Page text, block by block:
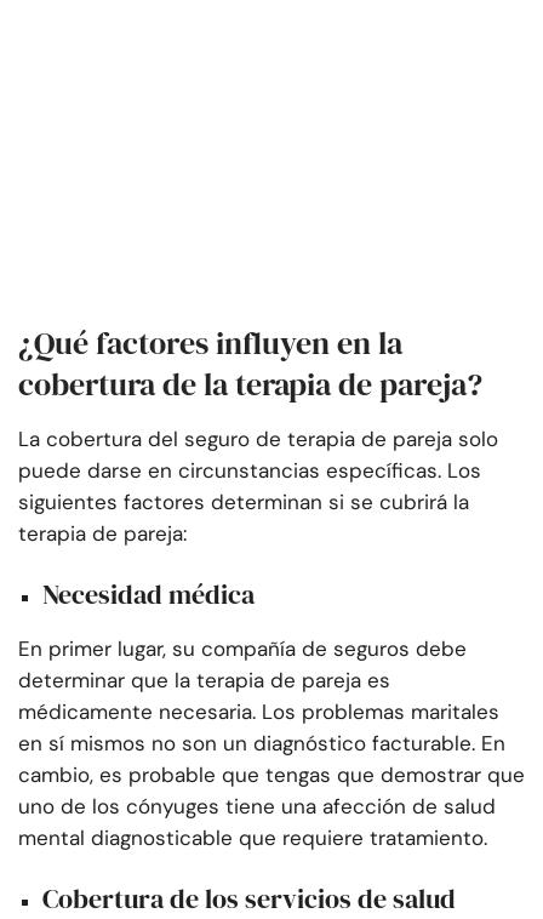
¿Qué factores influyen en la
cobertura de la terapia de pareja?
La cobertura del seguro de terapia de pareja solo
puede darse en circunstancias específicas. Los
siguientes factores determinan si se cubrirá la
terapia de pareja:
Necesidad médica
En primer lugar, su compañía de seguros debe
determinar que la terapia de pareja es
médicamente necesaria. Los problemas maritales
en sí mismos no son un diagnóstico facturable. En
cambio, es probable que tengas que demostrar que
uno de los cónyuges tiene una afección de salud
mental diagnosticable que requiere tratamiento.
Cobertura de los servicios de salud